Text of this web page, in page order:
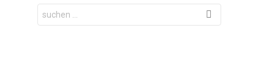
Search
for: